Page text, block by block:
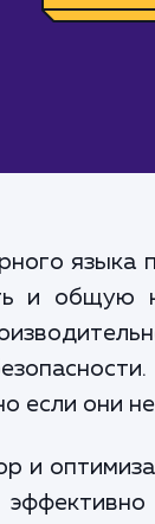
языка
и общую
если они
и